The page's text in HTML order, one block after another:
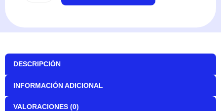
DESCRIPCIÓN
INFORMACIÓN ADICIONAL
VALORACIONES (0)